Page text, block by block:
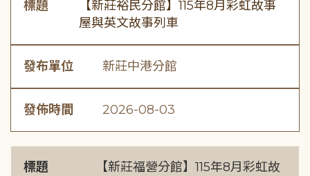
標題
【新莊裕民分館】115年8月彩虹故事
屋與英文故事列車
發布單位 新莊中港分館
發佈時間 2026-08-03
標題
【新莊福營分館】115年8月彩虹故